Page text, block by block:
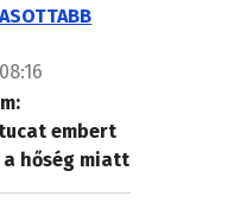
embert
hőség miatt